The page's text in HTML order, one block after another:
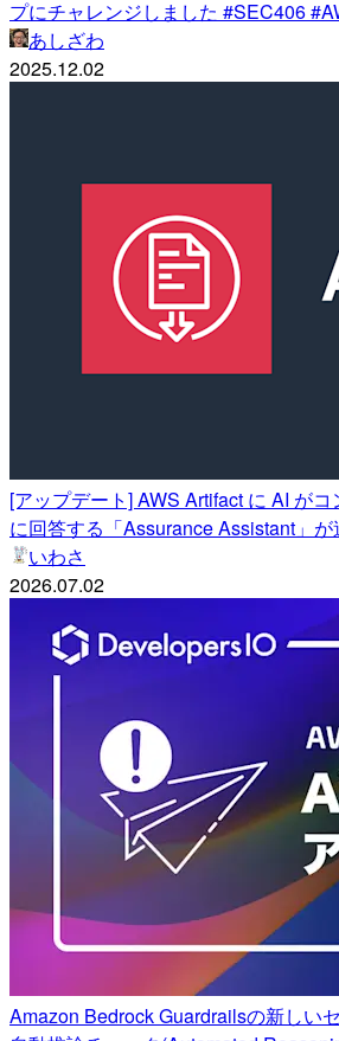
プにチャレンジしました #SEC406
あしざわ
2025.12.02
[アップデート] AWS Artifact に AI が
に回答する「Assurance Assistant」
いわさ
2026.07.02
Amazon Bedrock Guardrailsの新しい